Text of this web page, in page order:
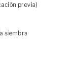
previa)
siembra